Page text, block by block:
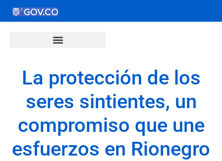
La protección de los
seres sintientes, un
compromiso que une
esfuerzos en Rionegro